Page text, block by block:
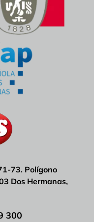
73. Polígono
Dos Hermanas,
300